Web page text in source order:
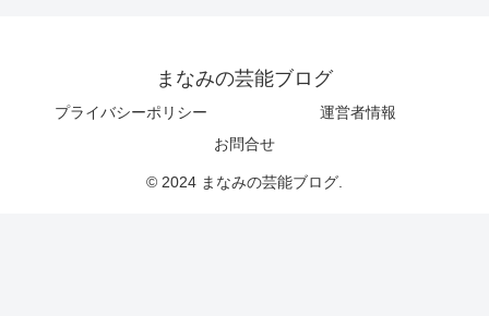
まなみの芸能ブログ
プライバシーポリシー
運営者情報
お問合せ
© 2024 まなみの芸能ブログ.